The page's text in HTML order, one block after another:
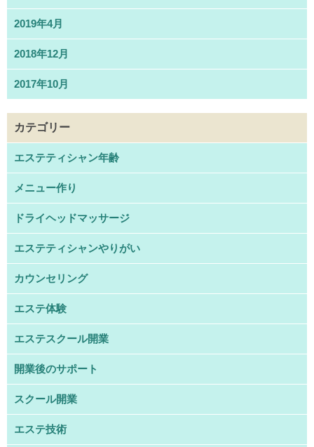
2019年4月
2018年12月
2017年10月
カテゴリー
エステティシャン年齢
メニュー作り
ドライヘッドマッサージ
エステティシャンやりがい
カウンセリング
エステ体験
エステスクール開業
開業後のサポート
スクール開業
エステ技術